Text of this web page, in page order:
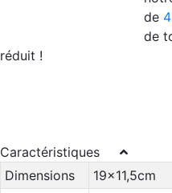
de
de
réduit !
Caractéristiques
Dimensions
19x11,5cm